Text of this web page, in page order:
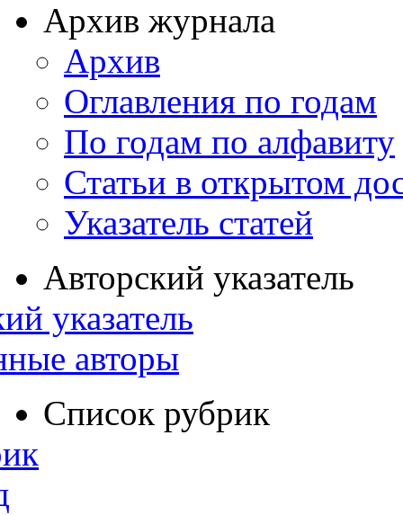
Архив журнала
Архив
Оглавления по годам
По годам по алфавиту
Статьи в открытом
Указатель статей
Авторский указатель
указатель
авторы
Список рубрик